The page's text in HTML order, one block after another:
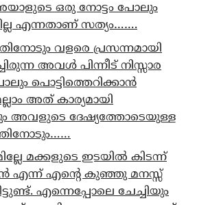
ഒരു നോട്ടം പോലും
എന്നതാണ് സത്യം…….
വളരെ പ്രസന്നമായി
അവൾ പിന്നീട് നിസ്സാര
പൊട്ടിത്തെറിക്കാൻ
അത് കാര്യമായി
അവളുടെ ദേഷ്യത്തോടെയുള്ള
മക്കളുടെ ഇടയിൽ കിടന്ന്
എന്ന് എന്റെ കുഞ്ഞു മനസ്സ്
എന്നെപ്പോലെ ചേച്ചിയും